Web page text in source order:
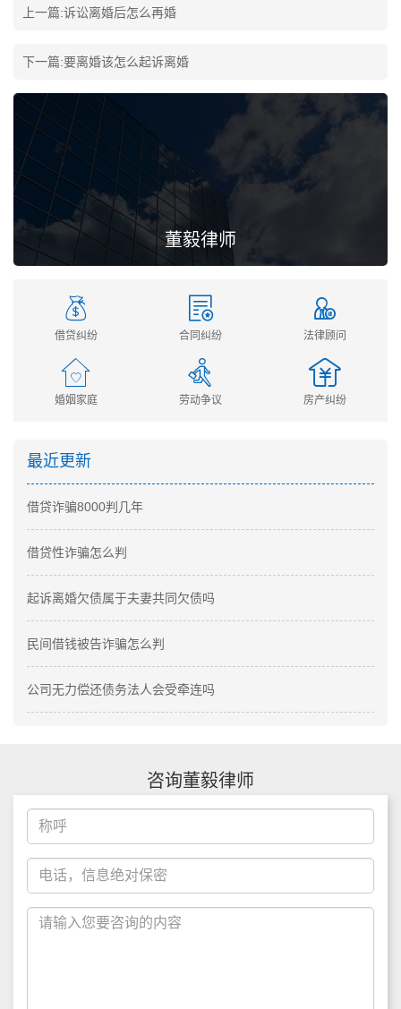
上一篇:诉讼离婚后怎么再婚
下一篇:要离婚该怎么起诉离婚
董毅律师
借贷纠纷 合同纠纷 法律顾问
婚姻家庭 劳动争议 房产纠纷
最近更新
借贷诈骗8000判几年
借贷性诈骗怎么判
起诉离婚欠债属于夫妻共同欠债吗
民间借钱被告诈骗怎么判
公司无力偿还债务法人会受牵连吗
咨询董毅律师